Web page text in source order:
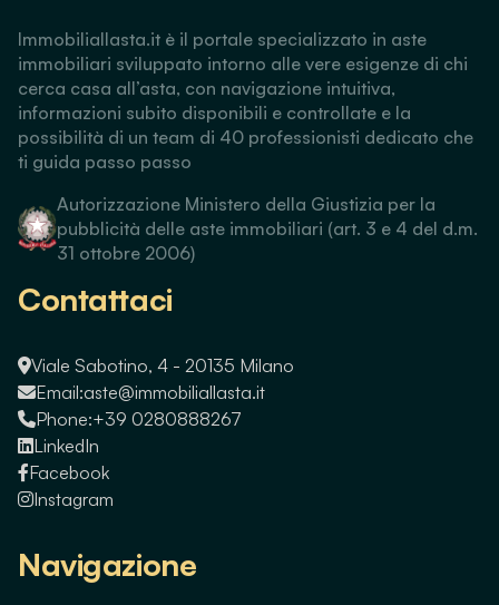
Immobiliallasta.it è il portale specializzato in aste
immobiliari sviluppato intorno alle vere esigenze di chi
cerca casa all’asta, con navigazione intuitiva,
informazioni subito disponibili e controllate e la
possibilità di un team di 40 professionisti dedicato che
ti guida passo passo
Autorizzazione Ministero della Giustizia per la
pubblicità delle aste immobiliari (art. 3 e 4 del d.m.
31 ottobre 2006)
Contattaci
Viale Sabotino, 4 - 20135 Milano
Email:aste@immobiliallasta.it
Phone:+39 0280888267
LinkedIn
Facebook
Instagram
Navigazione